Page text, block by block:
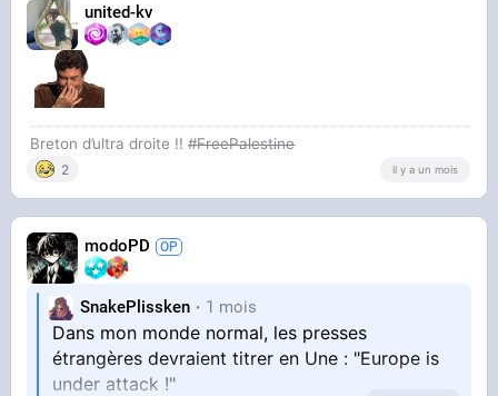
united-kv
Breton d’ultra droite !!#FreePalestine
2 il y a un mois
modoPD
SnakePlissken 1 mois
Dans mon monde normal, les presses
étrangères devraient titrer en Une : "Europe is
under attack !"